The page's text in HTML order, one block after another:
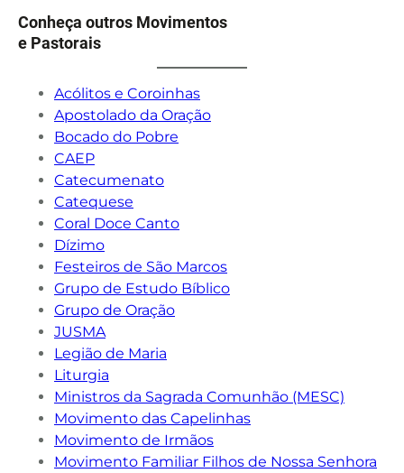
Conheça outros Movimentos
e Pastorais
Acólitos e Coroinhas
Apostolado da Oração
Bocado do Pobre
CAEP
Catecumenato
Catequese
Coral Doce Canto
Dízimo
Festeiros de São Marcos
Grupo de Estudo Bíblico
Grupo de Oração
JUSMA
Legião de Maria
Liturgia
Ministros da Sagrada Comunhão (MESC)
Movimento das Capelinhas
Movimento de Irmãos
Movimento Familiar Filhos de Nossa Senhora